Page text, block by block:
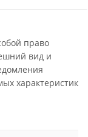
право
вид и
характеристик